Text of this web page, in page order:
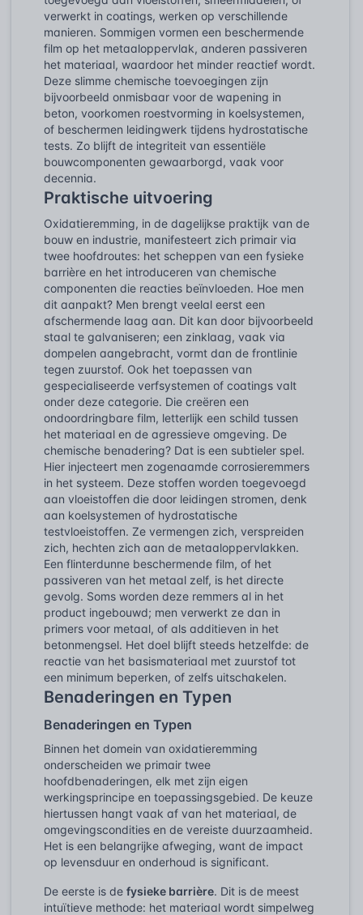
verwerkt in coatings, werken op verschillende
manieren. Sommigen vormen een beschermende
film op het metaaloppervlak, anderen passiveren
het materiaal, waardoor het minder reactief wordt.
Deze slimme chemische toevoegingen zijn
bijvoorbeeld onmisbaar voor de wapening in
beton, voorkomen roestvorming in koelsystemen,
of beschermen leidingwerk tijdens hydrostatische
tests. Zo blijft de integriteit van essentiële
bouwcomponenten gewaarborgd, vaak voor
decennia.
Praktische uitvoering
Oxidatieremming, in de dagelijkse praktijk van de
bouw en industrie, manifesteert zich primair via
twee hoofdroutes: het scheppen van een fysieke
barrière en het introduceren van chemische
componenten die reacties beïnvloeden. Hoe men
dit aanpakt? Men brengt veelal eerst een
afschermende laag aan. Dit kan door bijvoorbeeld
staal te galvaniseren; een zinklaag, vaak via
dompelen aangebracht, vormt dan de frontlinie
tegen zuurstof. Ook het toepassen van
gespecialiseerde verfsystemen of coatings valt
onder deze categorie. Die creëren een
ondoordringbare film, letterlijk een schild tussen
het materiaal en de agressieve omgeving. De
chemische benadering? Dat is een subtieler spel.
Hier injecteert men zogenaamde corrosieremmers
in het systeem. Deze stoffen worden toegevoegd
aan vloeistoffen die door leidingen stromen, denk
aan koelsystemen of hydrostatische
testvloeistoffen. Ze vermengen zich, verspreiden
zich, hechten zich aan de metaaloppervlakken.
Een flinterdunne beschermende film, of het
passiveren van het metaal zelf, is het directe
gevolg. Soms worden deze remmers al in het
product ingebouwd; men verwerkt ze dan in
primers voor metaal, of als additieven in het
betonmengsel. Het doel blijft steeds hetzelfde: de
reactie van het basismateriaal met zuurstof tot
een minimum beperken, of zelfs uitschakelen.
Benaderingen en Typen
Benaderingen en Typen
Binnen het domein van oxidatieremming
onderscheiden we primair twee
hoofdbenaderingen, elk met zijn eigen
werkingsprincipe en toepassingsgebied. De keuze
hiertussen hangt vaak af van het materiaal, de
omgevingscondities en de vereiste duurzaamheid.
Het is een belangrijke afweging, want de impact
op levensduur en onderhoud is significant.
De eerste is de fysieke barrière. Dit is de meest
intuïtieve methode: het materiaal wordt simpelweg